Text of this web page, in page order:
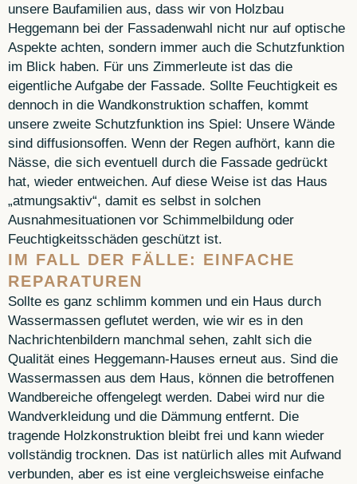
unsere Baufamilien aus, dass wir von Holzbau
Heggemann bei der Fassadenwahl nicht nur auf optische
Aspekte achten, sondern immer auch die Schutzfunktion
im Blick haben. Für uns Zimmerleute ist das die
eigentliche Aufgabe der Fassade. Sollte Feuchtigkeit es
dennoch in die Wandkonstruktion schaffen, kommt
unsere zweite Schutzfunktion ins Spiel: Unsere Wände
sind diffusionsoffen. Wenn der Regen aufhört, kann die
Nässe, die sich eventuell durch die Fassade gedrückt
hat, wieder entweichen. Auf diese Weise ist das Haus
„atmungsaktiv“, damit es selbst in solchen
Ausnahmesituationen vor Schimmelbildung oder
Feuchtigkeitsschäden geschützt ist.
IM FALL DER FÄLLE: EINFACHE
REPARATUREN
Sollte es ganz schlimm kommen und ein Haus durch
Wassermassen geflutet werden, wie wir es in den
Nachrichtenbildern manchmal sehen, zahlt sich die
Qualität eines Heggemann-Hauses erneut aus. Sind die
Wassermassen aus dem Haus, können die betroffenen
Wandbereiche offengelegt werden. Dabei wird nur die
Wandverkleidung und die Dämmung entfernt. Die
tragende Holzkonstruktion bleibt frei und kann wieder
vollständig trocknen. Das ist natürlich alles mit Aufwand
verbunden, aber es ist eine vergleichsweise einfache